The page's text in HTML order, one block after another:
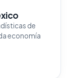
de
economía